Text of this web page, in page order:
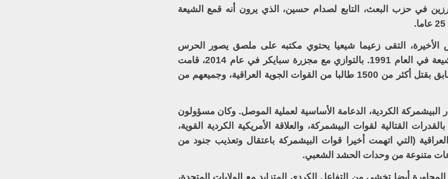
في حزب البعث، التابع لصدام حسين، الذي يرون أنه قمع الشيعة
الأخيرة، التقى زعيما شيعيا يحتوي مكتبه على ملصق يصور الحرس
الجمهوري البعثي يعدمون المدنيين الشيعة في العام 1991. بالتوازي مع مجزرة سبايكر في عام 2014، قامت
وحدة بتنظيم داعش يقودها صدامي سابق بقتل أكثر من 1500 طالبا من القوات الجوية العراقية، وجميعهم من
الكردية، الدعامة الأساسية لعملية الموصل. وكان مسؤولون
القتالية لقوات البيشمركة، والعلاقة الأمريكية الكردية القوية،
(التي اتهمت أخيرا قوات البيشمركة باعتقال وتعذيب جنود من
متنوعة من وحدات الحشد الشعبي.
المجاورة أيضا تخشى من التفاعل الكردي المتزايد مع الولايات المتحدة،